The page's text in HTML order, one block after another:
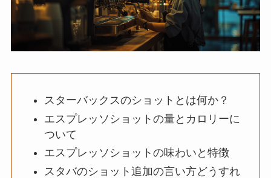
スターバックスのショットとは何か？
エスプレッソショットの量とカロリーに
ついて
エスプレッソショットの味わいと特徴
スタバのショット追加の言い方どうすれ